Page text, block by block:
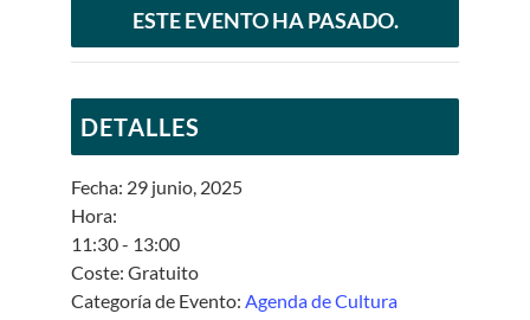
ESTE EVENTO HA PASADO.
DETALLES
Fecha: 29 junio, 2025
Hora:
11:30 - 13:00
Coste: Gratuito
Categoría de Evento: Agenda de Cultura